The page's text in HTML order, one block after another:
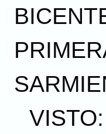
VISTO: